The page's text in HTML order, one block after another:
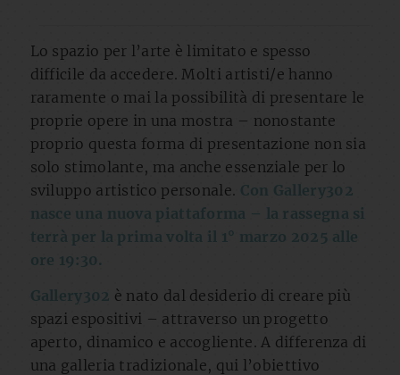
Lo spazio per l’arte è limitato e spesso
difficile da accedere. Molti artisti/e hanno
raramente o mai la possibilità di presentare le
proprie opere in una mostra – nonostante
proprio questa forma di presentazione non sia
solo stimolante, ma anche essenziale per lo
sviluppo artistico personale. Con Gallery302
nasce una nuova piattaforma – la rassegna si
terrà per la prima volta il 1° marzo 2025 alle
ore 19:30.
Gallery302 è nato dal desiderio di creare più
spazi espositivi – attraverso un progetto
aperto, dinamico e accogliente. A differenza di
una galleria tradizionale, qui l’obiettivo